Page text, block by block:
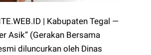
| Kabupaten Tegal —
Asik” (Gerakan Bersama
diluncurkan oleh Dinas